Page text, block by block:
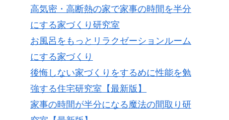
高気密・高断熱の家で家事の時間を半分
にする家づくり研究室
お風呂をもっとリラクゼーションルーム
にする家づくり
後悔しない家づくりをするめに性能を勉
強する住宅研究室【最新版】
家事の時間が半分になる魔法の間取り研